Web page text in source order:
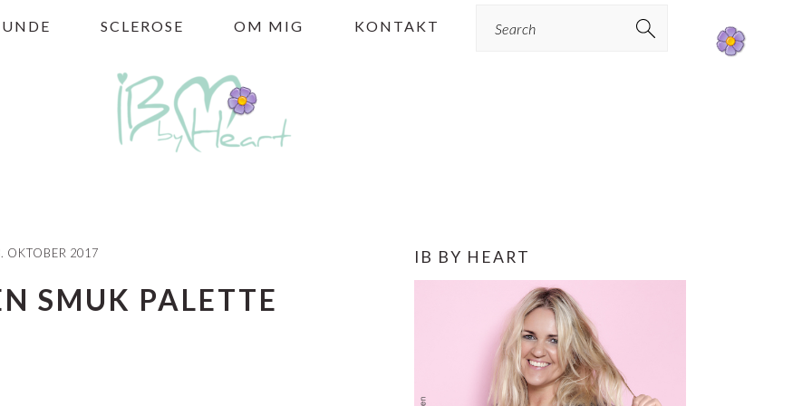
SCLEROSE OM MIG KONTAKT
OKTOBER 2017
SMUK PALETTE
PRIMÆR
IB BY HEART